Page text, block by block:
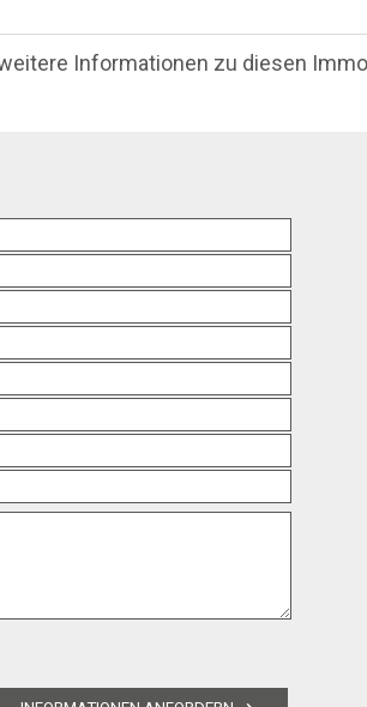
Informationen zu diesen